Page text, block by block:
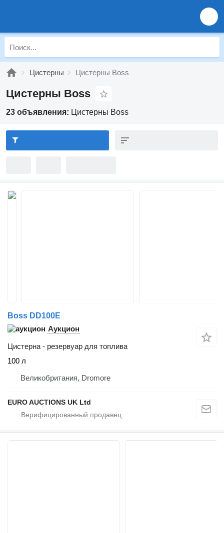
Цистерны Цистерны Boss
Цистерны Boss
23 объявления: Цистерны Boss
Boss DD100E
Аукцион
Цистерна - резервуар для топлива
100 л
Великобритания, Dromore
EURO AUCTIONS UK Ltd